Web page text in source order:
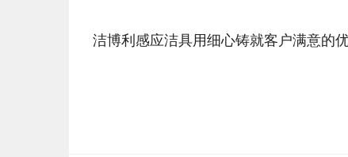
洁博利感应洁具用细心铸就客户满意的